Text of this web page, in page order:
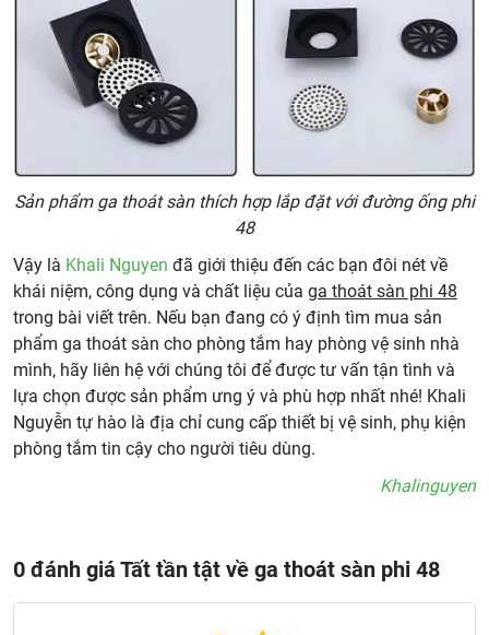
Sản phẩm ga thoát sàn thích hợp lắp đặt với đường ống phi
48
Vậy là Khali Nguyen đã giới thiệu đến các bạn đôi nét về
khái niệm, công dụng và chất liệu của ga thoát sàn phi 48
trong bài viết trên. Nếu bạn đang có ý định tìm mua sản
phẩm ga thoát sàn cho phòng tắm hay phòng vệ sinh nhà
mình, hãy liên hệ với chúng tôi để được tư vấn tận tình và
lựa chọn được sản phẩm ưng ý và phù hợp nhất nhé! Khali
Nguyễn tự hào là địa chỉ cung cấp thiết bị vệ sinh, phụ kiện
phòng tắm tin cậy cho người tiêu dùng.
Khalinguyen
0 đánh giá Tất tần tật về ga thoát sàn phi 48